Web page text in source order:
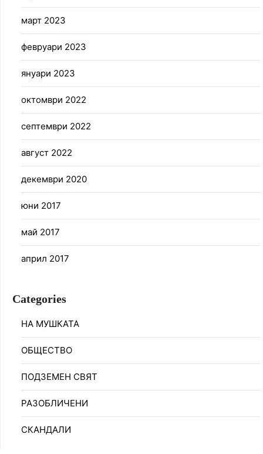
март 2023
февруари 2023
януари 2023
октомври 2022
септември 2022
август 2022
декември 2020
юни 2017
май 2017
април 2017
Categories
НА МУШКАТА
ОБЩЕСТВО
ПОДЗЕМЕН СВЯТ
РАЗОБЛИЧЕНИ
СКАНДАЛИ